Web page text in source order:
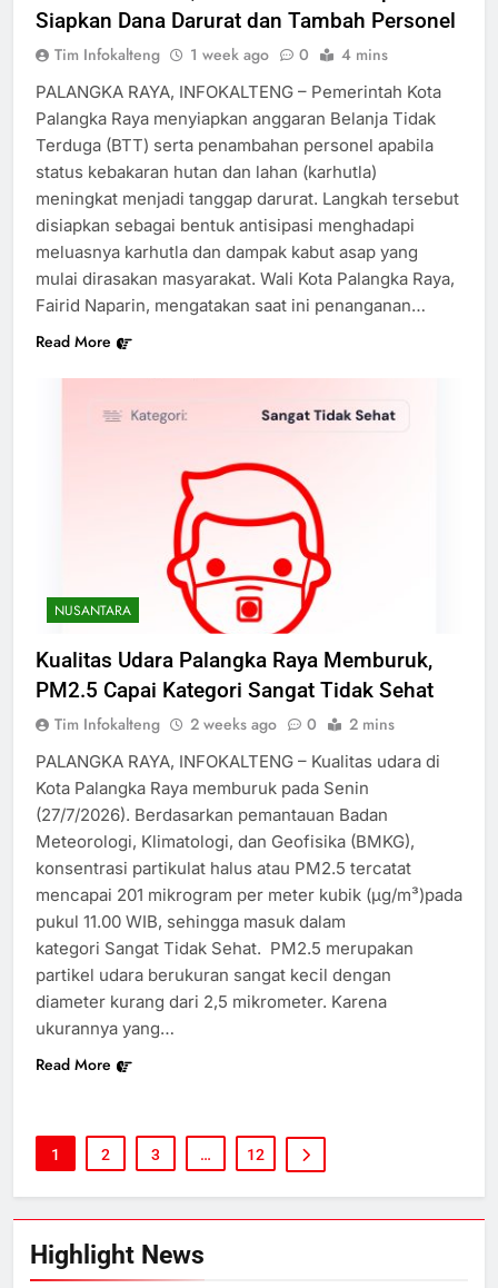
Highlight News
Siapkan Dana Darurat dan Tambah Personel
Tim Infokalteng 1 week ago 0 4 mins
PALANGKA RAYA, INFOKALTENG – Pemerintah Kota
Palangka Raya menyiapkan anggaran Belanja Tidak
Terduga (BTT) serta penambahan personel apabila
status kebakaran hutan dan lahan (karhutla)
meningkat menjadi tanggap darurat. Langkah tersebut
disiapkan sebagai bentuk antisipasi menghadapi
meluasnya karhutla dan dampak kabut asap yang
mulai dirasakan masyarakat. Wali Kota Palangka Raya,
Fairid Naparin, mengatakan saat ini penanganan…
Read More
NUSANTARA
Kualitas Udara Palangka Raya Memburuk,
PM2.5 Capai Kategori Sangat Tidak Sehat
Tim Infokalteng 2 weeks ago 0 2 mins
PALANGKA RAYA, INFOKALTENG – Kualitas udara di
Kota Palangka Raya memburuk pada Senin
(27/7/2026). Berdasarkan pemantauan Badan
Meteorologi, Klimatologi, dan Geofisika (BMKG),
konsentrasi partikulat halus atau PM2.5 tercatat
mencapai 201 mikrogram per meter kubik (µg/m³)pada
pukul 11.00 WIB, sehingga masuk dalam
kategori Sangat Tidak Sehat. PM2.5 merupakan
partikel udara berukuran sangat kecil dengan
diameter kurang dari 2,5 mikrometer. Karena
ukurannya yang…
Read More
1 2 3 … 12